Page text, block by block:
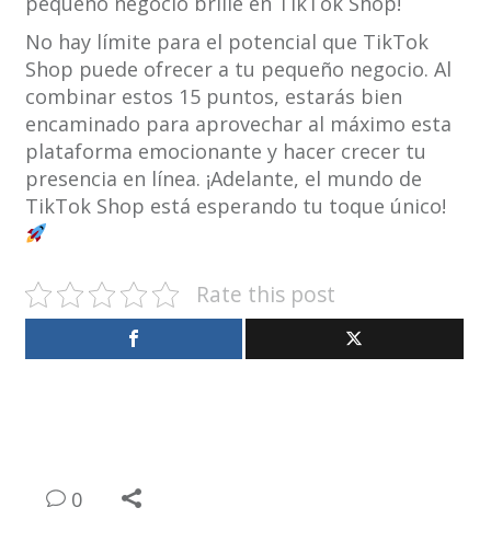
No hay límite para el potencial que TikTok
Shop puede ofrecer a tu pequeño negocio. Al
combinar estos 15 puntos, estarás bien
encaminado para aprovechar al máximo esta
plataforma emocionante y hacer crecer tu
presencia en línea. ¡Adelante, el mundo de
TikTok Shop está esperando tu toque único!
Rate this post
0